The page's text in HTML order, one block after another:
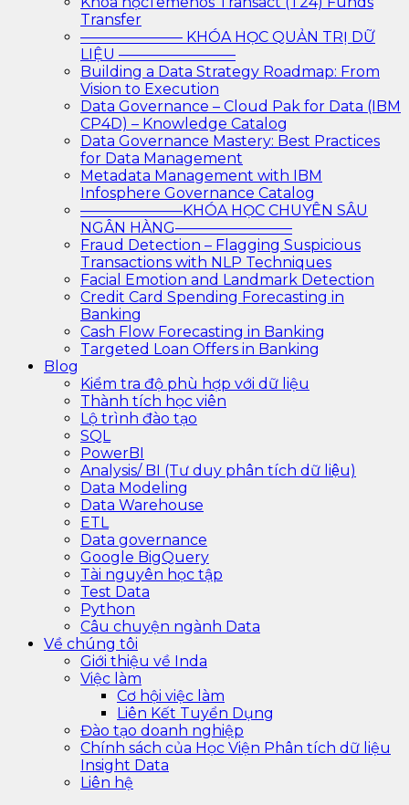
Transfer
——————— KHÓA HỌC QUẢN TRỊ DỮ
LIỆU ————————
Building a Data Strategy Roadmap: From
Vision to Execution
Data Governance – Cloud Pak for Data (IBM
CP4D) – Knowledge Catalog
Data Governance Mastery: Best Practices
for Data Management
Metadata Management with IBM
Infosphere Governance Catalog
———————KHÓA HỌC CHUYÊN SÂU
NGÂN HÀNG————————
Fraud Detection – Flagging Suspicious
Transactions with NLP Techniques
Facial Emotion and Landmark Detection
Credit Card Spending Forecasting in
Banking
Cash Flow Forecasting in Banking
Targeted Loan Offers in Banking
Blog
Kiểm tra độ phù hợp với dữ liệu
Thành tích học viên
Lộ trình đào tạo
SQL
PowerBI
Analysis/ BI (Tư duy phân tích dữ liệu)
Data Modeling
Data Warehouse
ETL
Data governance
Google BigQuery
Tài nguyên học tập
Test Data
Python
Câu chuyện ngành Data
Về chúng tôi
Giới thiệu về Inda
Việc làm
Cơ hội việc làm
Liên Kết Tuyển Dụng
Đào tạo doanh nghiệp
Chính sách của Học Viện Phân tích dữ liệu
Insight Data
Liên hệ